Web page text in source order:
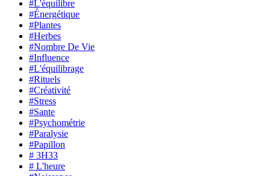
#L'équilibre
#Énergétique
#Plantes
#Herbes
#Nombre De Vie
#Influence
#L'équilibrage
#Rituels
#Créativité
#Stress
#Sante
#Psychométrie
#Paralysie
#Papillon
# 3H33
# L'heure